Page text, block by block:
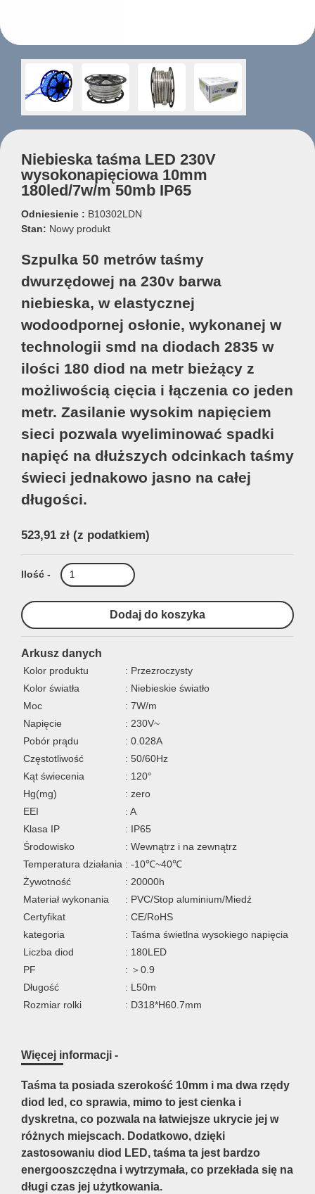
Niebieska taśma LED 230V
wysokonapięciowa 10mm
180led/7w/m 50mb IP65
Odniesienie : B10302LDN
Stan: Nowy produkt
Szpulka 50 metrów taśmy
dwurzędowej na 230v barwa
niebieska, w elastycznej
wodoodpornej osłonie, wykonanej w
technologii smd na diodach 2835 w
ilości 180 diod na metr bieżący z
możliwością cięcia i łączenia co jeden
metr. Zasilanie wysokim napięciem
sieci pozwala wyeliminować spadki
napięć na dłuższych odcinkach taśmy
świeci jednakowo jasno na całej
długości.
523,91 zł (z podatkiem)
Ilość -
Arkusz danych
Kolor produktu
: Przezroczysty
Kolor światła
: Niebieskie światło
Moc
: 7W/m
Napięcie
: 230V~
Pobór prądu
: 0.028A
Częstotliwość
: 50/60Hz
Kąt świecenia
: 120°
Hg(mg)
: zero
EEI
: A
Klasa IP
: IP65
Środowisko
: Wewnątrz i na zewnątrz
Temperatura działania : -10℃~40℃
Żywotność
: 20000h
Materiał wykonania
: PVC/Stop aluminium/Miedź
Certyfikat
: CE/RoHS
kategoria
: Taśma świetlna wysokiego napięcia
Liczba diod
: 180LED
PF
: ＞0.9
Długość
: L50m
Rozmiar rolki
: D318*H60.7mm
Więcej informacji -
Taśma ta posiada szerokość 10mm i ma dwa rzędy
diod led, co sprawia, mimo to jest cienka i
dyskretna, co pozwala na łatwiejsze ukrycie jej w
różnych miejscach. Dodatkowo, dzięki
zastosowaniu diod LED, taśma ta jest bardzo
energooszczędna i wytrzymała, co przekłada się na
długi czas jej użytkowania.